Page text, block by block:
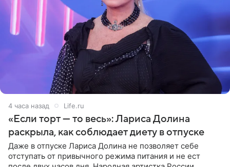
4 часа назад Life.ru
«Если торт — то весь»: Лариса Долина
раскрыла, как соблюдает диету в отпуске
Даже в отпуске Лариса Долина не позволяет себе
отступать от привычного режима питания и не ест